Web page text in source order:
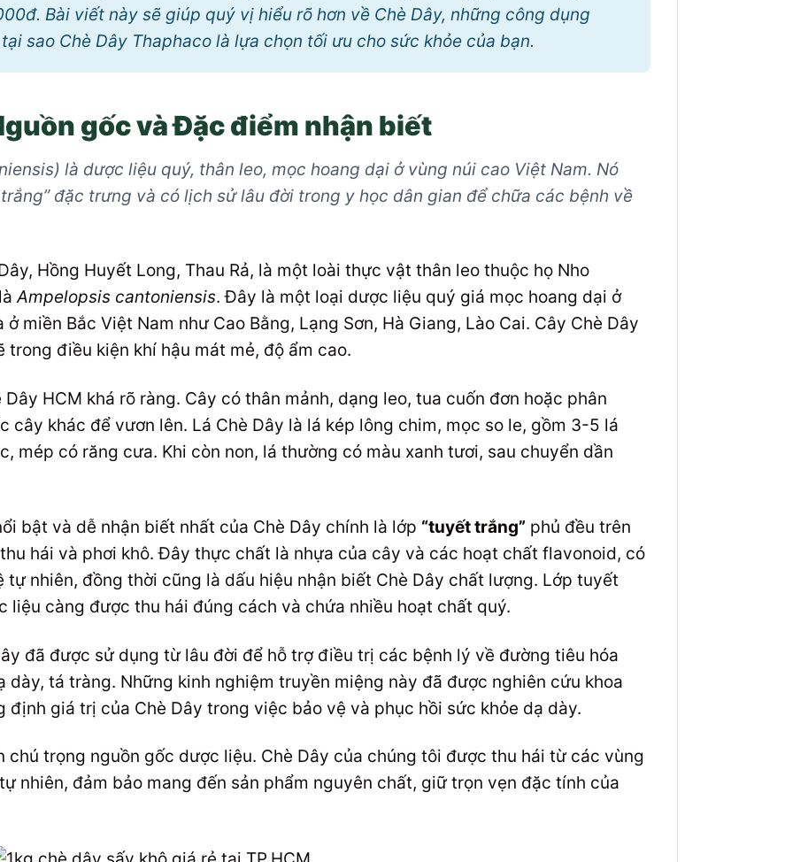
Bài viết này sẽ giúp quý vị hiểu rõ hơn về Chè Dây, những công dụng
sao Chè Dây Thaphaco là lựa chọn tối ưu cho sức khỏe của bạn.
gốc và Đặc điểm nhận biết
là dược liệu quý, thân leo, mọc hoang dại ở vùng núi cao Việt Nam. Nó
đặc trưng và có lịch sử lâu đời trong y học dân gian để chữa các bệnh về
Hồng Huyết Long, Thau Rả, là một loài thực vật thân leo thuộc họ Nho
Ampelopsis cantoniensis. Đây là một loại dược liệu quý giá mọc hoang dại ở
miền Bắc Việt Nam như Cao Bằng, Lạng Sơn, Hà Giang, Lào Cai. Cây Chè Dây
điều kiện khí hậu mát mẻ, độ ẩm cao.
HCM khá rõ ràng. Cây có thân mảnh, dạng leo, tua cuốn đơn hoặc phân
cây khác để vươn lên. Lá Chè Dây là lá kép lông chim, mọc so le, gồm 3-5 lá
mép có răng cưa. Khi còn non, lá thường có màu xanh tươi, sau chuyển dần
bật và dễ nhận biết nhất của Chè Dây chính là lớp “tuyết trắng” phủ đều trên
hái và phơi khô. Đây thực chất là nhựa của cây và các hoạt chất flavonoid, có
nhiên, đồng thời cũng là dấu hiệu nhận biết Chè Dây chất lượng. Lớp tuyết
liệu càng được thu hái đúng cách và chứa nhiều hoạt chất quý.
đã được sử dụng từ lâu đời để hỗ trợ điều trị các bệnh lý về đường tiêu hóa
dày, tá tràng. Những kinh nghiệm truyền miệng này đã được nghiên cứu khoa
định giá trị của Chè Dây trong việc bảo vệ và phục hồi sức khỏe dạ dày.
chú trọng nguồn gốc dược liệu. Chè Dây của chúng tôi được thu hái từ các vùng
nhiên, đảm bảo mang đến sản phẩm nguyên chất, giữ trọn vẹn đặc tính của